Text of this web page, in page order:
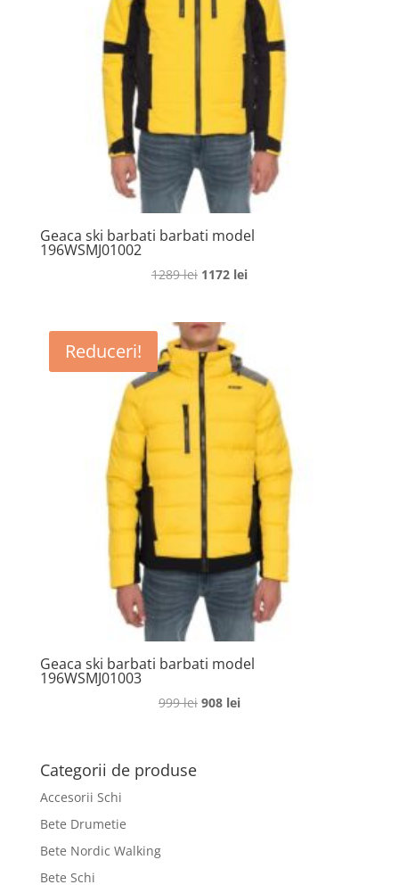
Geaca ski barbati barbati model
196WSMJ01002
1289lei Prețul
fost:
1289 lei.
1172 leiPrețul
Reduceri!
Geaca ski barbati barbati model
196WSMJ01003
999lei Prețul
908 leiPrețul
Categorii de produse
Accesorii Schi
Bete Drumetie
Bete Nordic Walking
Bete Schi